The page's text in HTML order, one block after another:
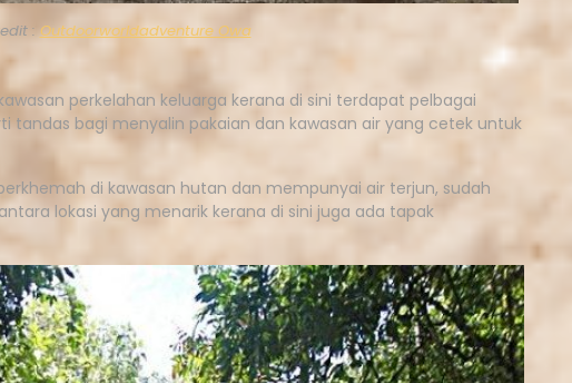
: Outdoorworldadventure Owa
perkelahan keluarga kerana di sini terdapat pelbagai
tandas bagi menyalin pakaian dan kawasan air yang cetek untuk
di kawasan hutan dan mempunyai air terjun, sudah
lokasi yang menarik kerana di sini juga ada tapak